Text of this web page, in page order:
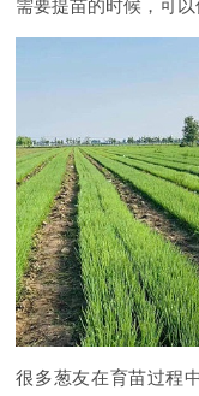
需要提苗的时候，可以
很多葱友在育苗过程